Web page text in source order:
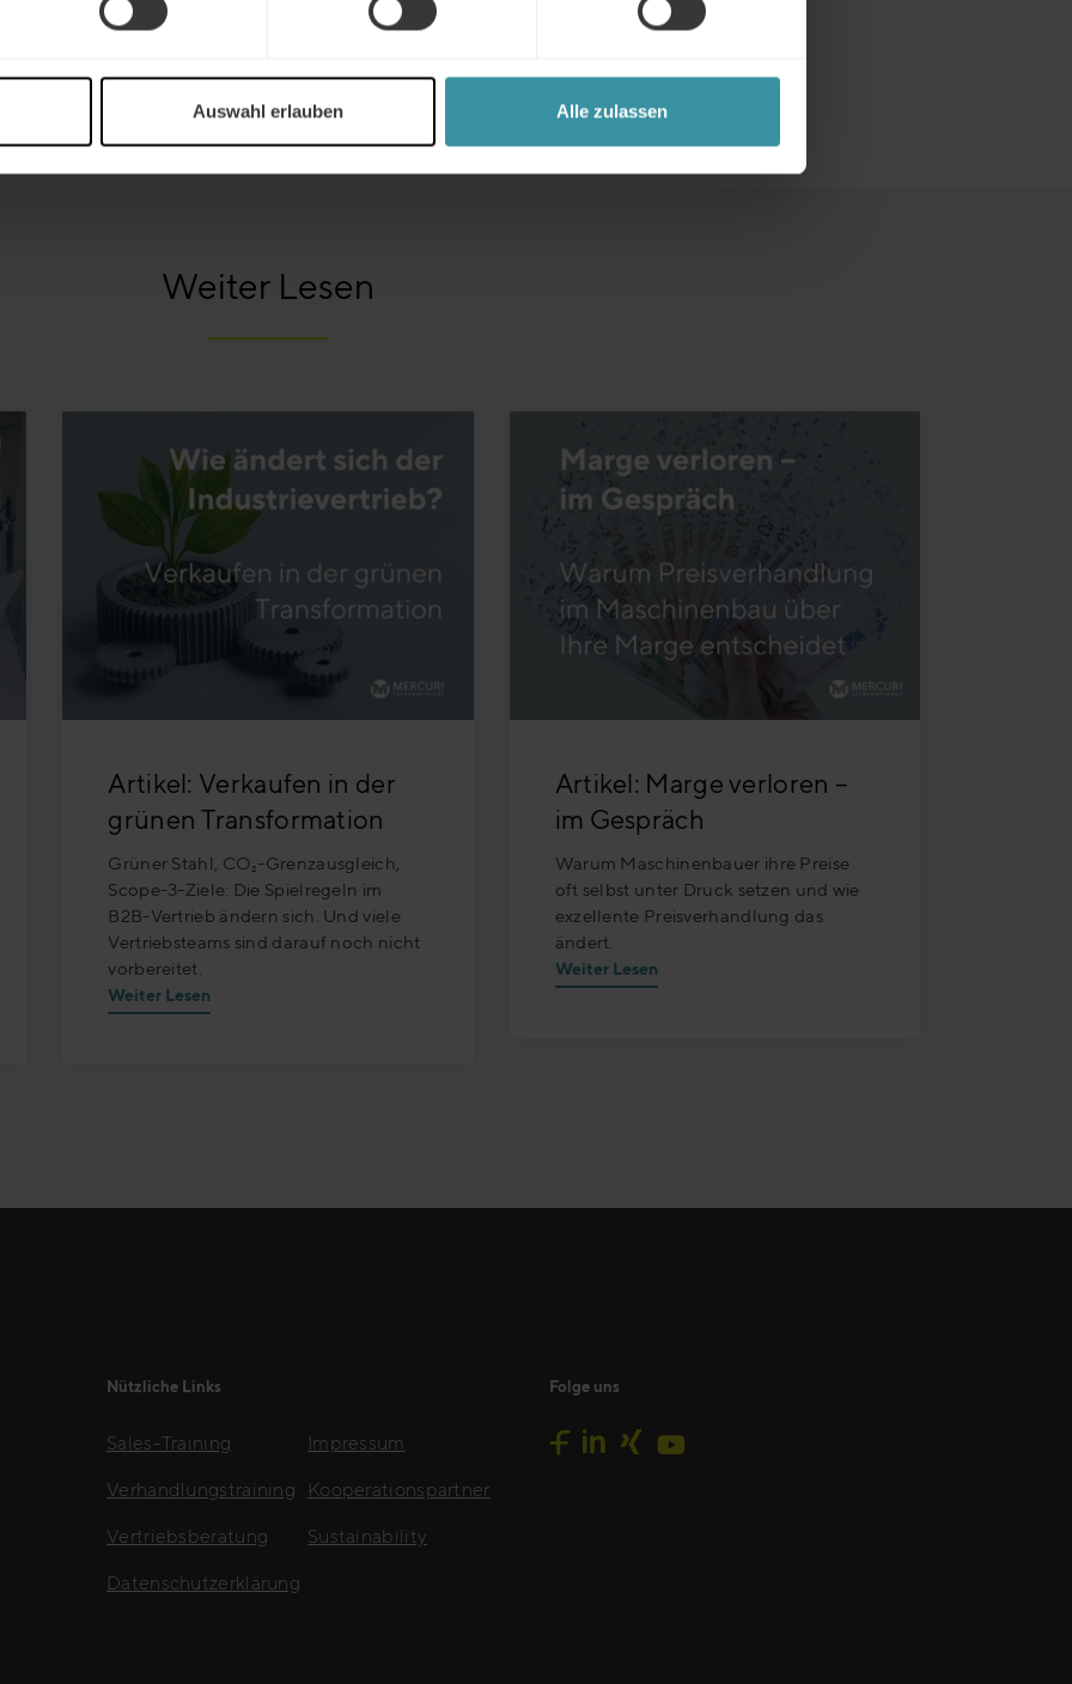
Auswahl erlauben Alle zulassen
Management Partner
Weiter Lesen
Artikel: Verkaufen in der
grünen Transformation
Grüner Stahl, CO₂-Grenzausgleich,
Scope-3-Ziele: Die Spielregeln im
B2B-Vertrieb ändern sich. Und viele
Vertriebsteams sind darauf noch nicht
vorbereitet.
Weiter Lesen
Artikel: Marge verloren –
im Gespräch
Warum Maschinenbauer ihre Preise
oft selbst unter Druck setzen und wie
exzellente Preisverhandlung das
ändert.
Weiter Lesen
Nützliche Links
Sales-Training
Verhandlungstraining
Vertriebsberatung
Datenschutzerklärung
Impressum
Kooperationspartner
Sustainability
Folge uns